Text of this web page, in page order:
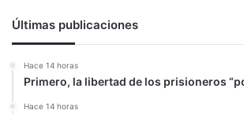
Últimas publicaciones
Hace 14 horas
Primero, la libertad de los prisioneros
Hace 14 horas